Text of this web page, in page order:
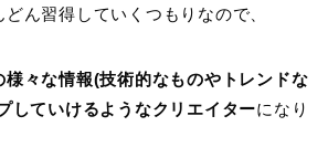
ん習得していくつもりなので、
々な情報(技術的なものやトレンドな
していけるようなクリエイターになり